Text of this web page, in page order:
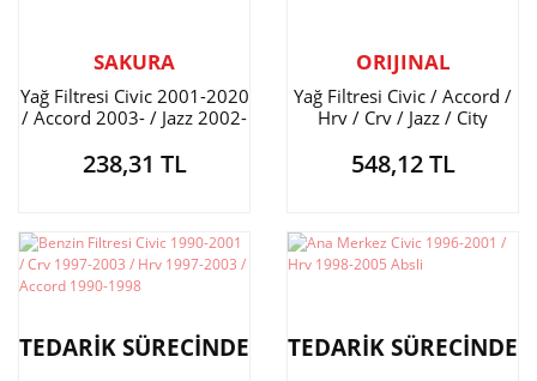
SAKURA
Yağ Filtresi Civic 2001-2020
/ Accord 2003- / Jazz 2002-
Hrv
238,31 TL
ORIJINAL
Yağ Filtresi Civic / Accord /
Hrv / Crv / Jazz / City
548,12 TL
TEDARİK SÜRECİNDE TEDARİK SÜRECİNDE